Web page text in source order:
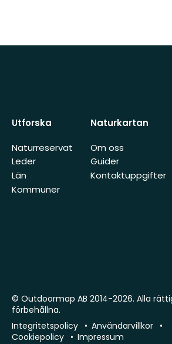
Utforska
Naturreservat
Leder
Län
Kommuner
Naturkartan
Om oss
Guider
Kontaktuppgifter
© Outdoormap AB 2014-2026. Alla
förbehållna.
Integritetspolicy
Användarvillkor
Cookiepolicy
Impressum